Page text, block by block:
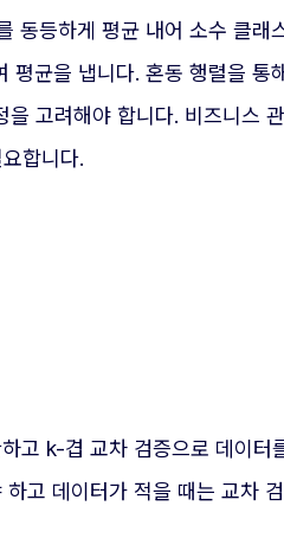
동등하게 평균 내어 소수 클래
평균을 냅니다. 혼동 행렬을 통
고려해야 합니다. 비즈니스
합니다.
고 k-겹 교차 검증으로 데이터
고 데이터가 적을 때는 교차